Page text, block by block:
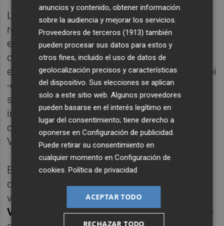
La historia, no por ser conocida deja de ser
rocambolesca. Según las acusaciones, el
expresidente delValencia CF, Juan Soler,
connivencia con el resto de acusados, los
empresarios Ciro D'Anna y Abdelatif Laaroubi
-conocido como Tati-, contrataron los
servicios de Rachid para que hiciera de
intermediario con unos sicarios
colombianos que debían secuestrar a
Vicente Soriano.
El motivo del secuestro es el cobro de la
deuda que mantenían ambos empresarios
valencianos por la venta de las acciones del
Valencia CF y que ascendía a 80 millones de
anuncios y contenido, obtener información
sobre la audiencia y mejorar los servicios.
Proveedores de terceros (1913) también
pueden procesar sus datos para estos y
otros fines, incluido el uso de datos de
geolocalización precisos y características
del dispositivo. Sus elecciones se aplican
solo a este sitio web. Algunos proveedores
pueden basarse en el interés legítimo en
lugar del consentimiento; tiene derecho a
oponerse enConfiguración de publicidad
Puede retirar su consentimiento en
cualquier momento enConfiguración de
cookies .Política de privacidad
ACEPTAR TODO
RECHAZAR TODO